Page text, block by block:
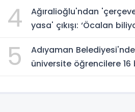
4
Ağıralioğlu'ndan
yasa' çıkışı: ‘Öcalan
Haber
5
Adıyaman
üniversite öğrencilere 16